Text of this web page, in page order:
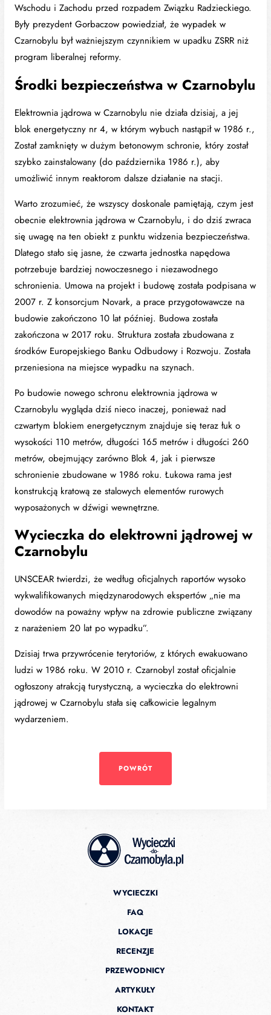
Wschodu i Zachodu przed rozpadem Związku Radzieckiego.
Były prezydent Gorbaczow powiedział, że wypadek w
Czarnobylu był ważniejszym czynnikiem w upadku ZSRR niż
program liberalnej reformy.
Środki bezpieczeństwa w Czarnobylu
Elektrownia jądrowa w Czarnobylu nie działa dzisiaj, a jej
blok energetyczny nr 4, w którym wybuch nastąpił w 1986 r.,
Został zamknięty w dużym betonowym schronie, który został
szybko zainstalowany (do października 1986 r.), aby
umożliwić innym reaktorom dalsze działanie na stacji.
Warto zrozumieć, że wszyscy doskonale pamiętają, czym jest
obecnie elektrownia jądrowa w Czarnobylu, i do dziś zwraca
się uwagę na ten obiekt z punktu widzenia bezpieczeństwa.
Dlatego stało się jasne, że czwarta jednostka napędowa
potrzebuje bardziej nowoczesnego i niezawodnego
schronienia. Umowa na projekt i budowę została podpisana w
2007 r. Z konsorcjum Novark, a prace przygotowawcze na
budowie zakończono 10 lat później. Budowa została
zakończona w 2017 roku. Struktura została zbudowana z
środków Europejskiego Banku Odbudowy i Rozwoju. Została
przeniesiona na miejsce wypadku na szynach.
Po budowie nowego schronu elektrownia jądrowa w
Czarnobylu wygląda dziś nieco inaczej, ponieważ nad
czwartym blokiem energetycznym znajduje się teraz łuk o
wysokości 110 metrów, długości 165 metrów i długości 260
metrów, obejmujący zarówno Blok 4, jak i pierwsze
schronienie zbudowane w 1986 roku. Łukowa rama jest
konstrukcją kratową ze stalowych elementów rurowych
wyposażonych w dźwigi wewnętrzne.
Wycieczka do elektrowni jądrowej w
Czarnobylu
UNSCEAR twierdzi, że według oficjalnych raportów wysoko
wykwalifikowanych międzynarodowych ekspertów „nie ma
dowodów na poważny wpływ na zdrowie publiczne związany
z narażeniem 20 lat po wypadku”.
Dzisiaj trwa przywrócenie terytoriów, z których ewakuowano
ludzi w 1986 roku. W 2010 r. Czarnobyl został oficjalnie
ogłoszony atrakcją turystyczną, a wycieczka do elektrowni
jądrowej w Czarnobylu stała się całkowicie legalnym
wydarzeniem.
POWRÓT
WYCIECZKI
FAQ
LOKACJE
RECENZJE
PRZEWODNICY
ARTYKUŁY
KONTAKT